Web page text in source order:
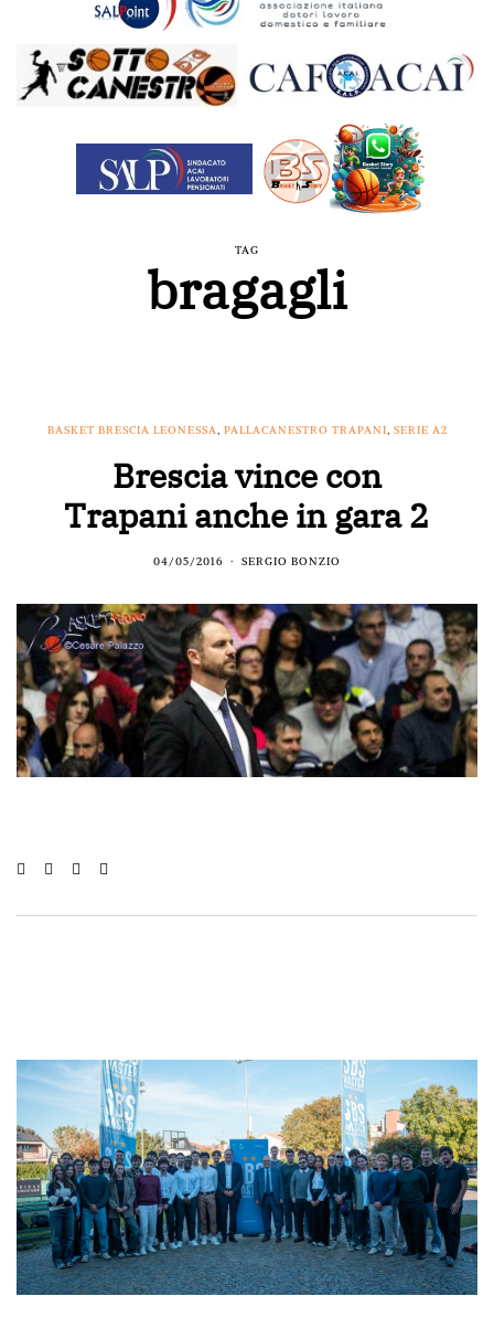
TAG
bragagli
BASKET BRESCIA LEONESSA, PALLACANESTRO TRAPANI, SERIE A2
Brescia vince con
Trapani anche in gara 2
04/05/2016 SERGIO BONZIO